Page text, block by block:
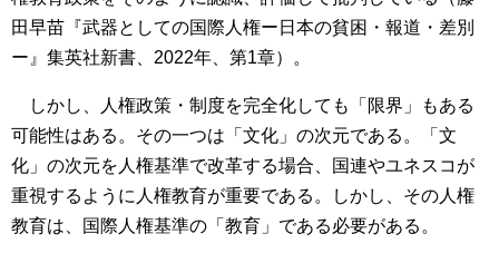
田早苗『武器としての国際人権ー日本の貧困・報道・差別
ー』集英社新書、2022年、第1章）。
しかし、人権政策・制度を完全化しても「限界」もある
可能性はある。その一つは「文化」の次元である。「文
化」の次元を人権基準で改革する場合、国連やユネスコが
重視するように人権教育が重要である。しかし、その人権
教育は、国際人権基準の「教育」である必要がある。